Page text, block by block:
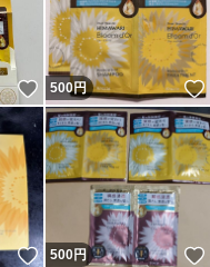
いいね！
500円
いいね！
500円